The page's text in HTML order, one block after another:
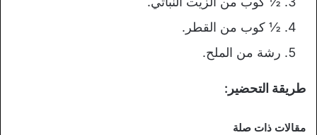
½ كوب من القطر.
رشة من الملح.
طريقة التحضير:
مقالات ذات صلة